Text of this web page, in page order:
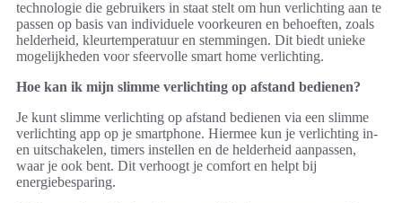
technologie die gebruikers in staat stelt om hun verlichting aan te
passen op basis van individuele voorkeuren en behoeften, zoals
helderheid, kleurtemperatuur en stemmingen. Dit biedt unieke
mogelijkheden voor sfeervolle smart home verlichting.
Hoe kan ik mijn slimme verlichting op afstand bedienen?
Je kunt slimme verlichting op afstand bedienen via een slimme
verlichting app op je smartphone. Hiermee kun je verlichting in-
en uitschakelen, timers instellen en de helderheid aanpassen,
waar je ook bent. Dit verhoogt je comfort en helpt bij
energiebesparing.